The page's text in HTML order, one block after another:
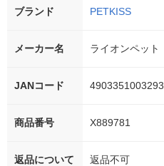
ブランド PETKISS
メーカー名 ライオンペット
JANコード 4903351003293
商品番号 X889781
返品について
返品不可